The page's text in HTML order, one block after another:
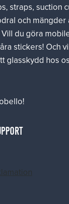
straps, suction
och mängder
du göra
stickers! Och
glasskydd hos